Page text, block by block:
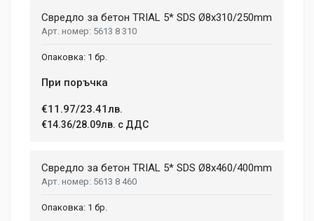
Свредло за бетон TRIAL 5* SDS Ø8x310/250mm
5613 8 310
1 бр.
При поръчка
€11.97/23.41лв.
€14.36/28.09лв. с ДДС
Свредло за бетон TRIAL 5* SDS Ø8x460/400mm
5613 8 460
1 бр.